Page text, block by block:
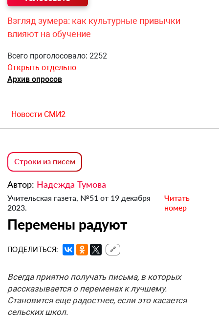
Взгляд зумера: как культурные привычки
влияют на обучение
Всего проголосовало: 2252
Открыть отдельно
Архив опросов
Новости СМИ2
Строки из писем
Автор: Надежда Тумова
Учительская газета, №51 от 19 декабря
2023.
Читать
номер
Перемены радуют
ПОДЕЛИТЬСЯ: 🔗
Всегда приятно получать письма, в которых
рассказывается о переменах к лучшему.
Становится еще радостнее, если это касается
сельских школ.